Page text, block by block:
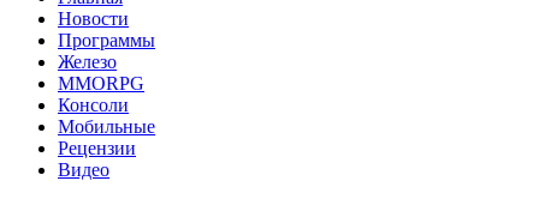
Новости
Программы
Железо
MMORPG
Консоли
Мобильные
Рецензии
Видео